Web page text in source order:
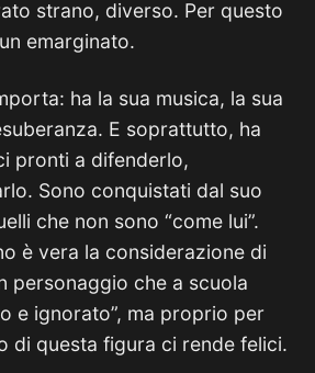
strano, diverso. Per questo
emarginato.
ha la sua musica, la sua
E soprattutto, ha
pronti a difenderlo,
Sono conquistati dal suo
che non sono “come lui”.
è vera la considerazione di
personaggio che a scuola
e ignorato”, ma proprio per
di questa figura ci rende felici.